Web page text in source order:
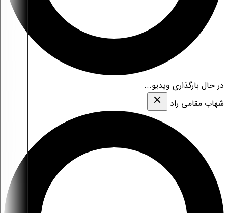
در حال بارگذاری ویدیو...
شهاب مقامی‌ راد